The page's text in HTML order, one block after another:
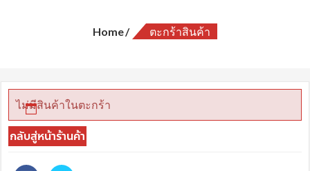
Home ตะกร้าสินค้า
ไม่มีสินค้าในตะกร้า
กลับสู่หน้าร้านค้า